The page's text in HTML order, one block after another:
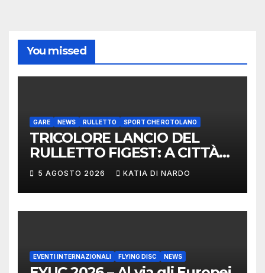
You missed
GARE NEWS RULLETTO SPORT CHE ROTOLANO
TRICOLORE LANCIO DEL
RULLETTO FIGEST: A CITTÀ
DI CASTELLO VINCONO
MARCHIGIANI ED UMBRI
5 AGOSTO 2026 KATIA DI NARDO
EVENTI INTERNAZIONALI FLYING DISC NEWS